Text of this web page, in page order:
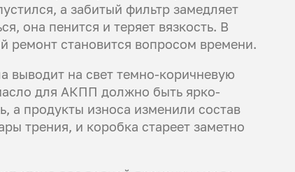
а забитый фильтр замедляет
она пенится и теряет вязкость. В
ремонт становится вопросом времени.
выводит на свет темно-коричневую
для АКПП должно быть ярко-
а продукты износа изменили состав
трения, и коробка стареет заметно